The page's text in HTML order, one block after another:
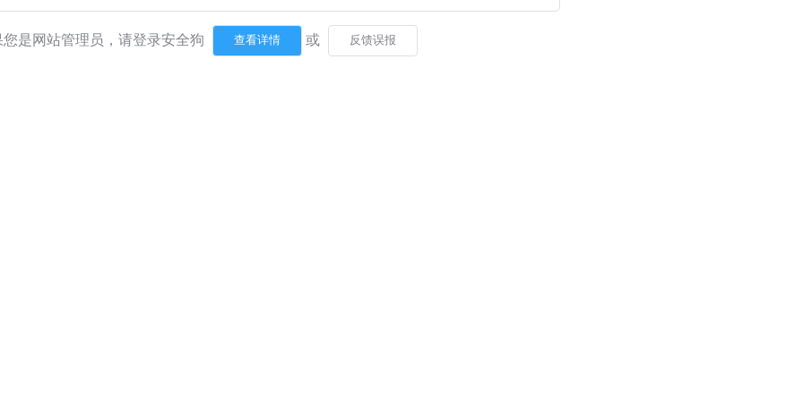
您是网站管理员，请登录安全狗 或